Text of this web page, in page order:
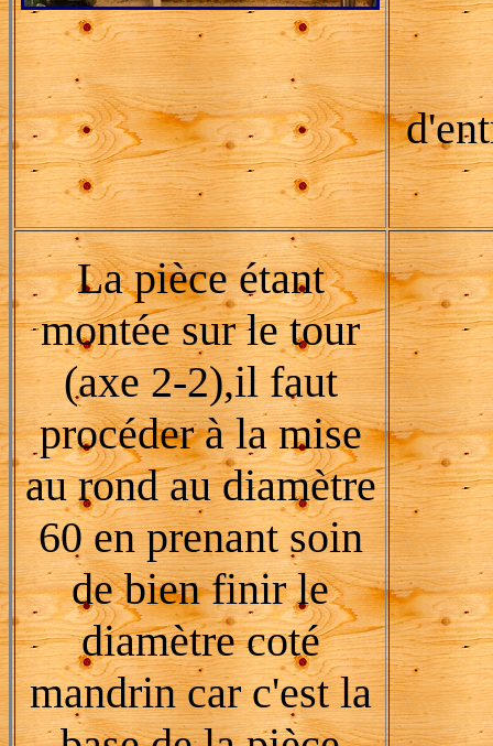
La pièce étant
montée sur le tour
(axe 2-2),il faut
procéder à la mise
au rond au diamètre
60 en prenant soin
de bien finir le
diamètre coté
mandrin car c'est la